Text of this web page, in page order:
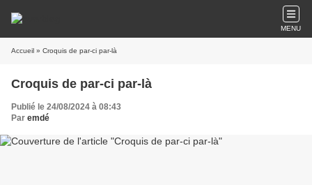
MENU
Accueil » Croquis de par-ci par-là
Croquis de par-ci par-là
Publié le 24/08/2024 à 08:43
Par emdé